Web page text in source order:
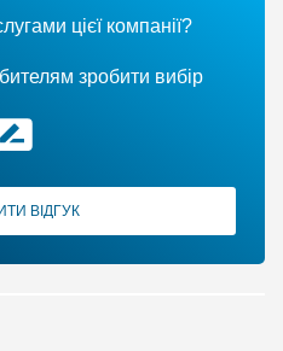
цієї компанії?
зробити вибір
ВІДГУК